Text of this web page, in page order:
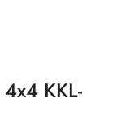
KKL-